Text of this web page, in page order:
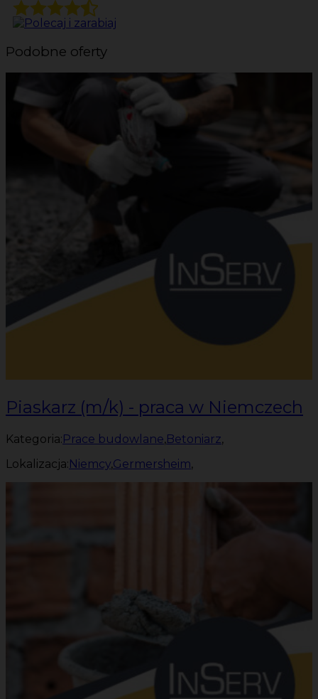
Podobne oferty
Piaskarz (m/k) - praca w Niemczech
Kategoria: Prace budowlane,Betoniarz,
Lokalizacja: Niemcy,Germersheim,